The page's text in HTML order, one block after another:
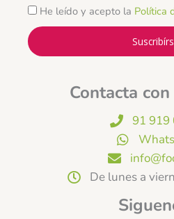
He leído y acepto la Política
Contacta
91 919
De lunes a